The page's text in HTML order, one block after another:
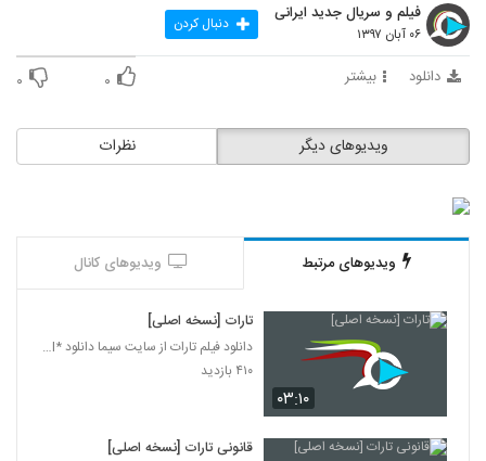
فیلم و سریال جدید ایرانی
۰۶ آبان ۱۳۹۷ دنبال کردن
دانلود بیشتر ۰ ۰
نظرات ویدیوهای دیگر
ویدیوهای مرتبط ویدیوهای کانال
۰۳:۱۰
تارات [نسخه اصلی]
دانلود فیلم تارات از سایت سیما دانلود *www.simadl.
۴۱۰ بازدید
قانونی تارات [نسخه اصلی]